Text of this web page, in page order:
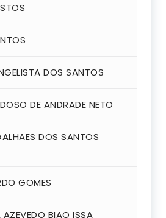
DOS SANTOS
DE ANDRADE NETO
DOS SANTOS
GOMES
BIAO ISSA